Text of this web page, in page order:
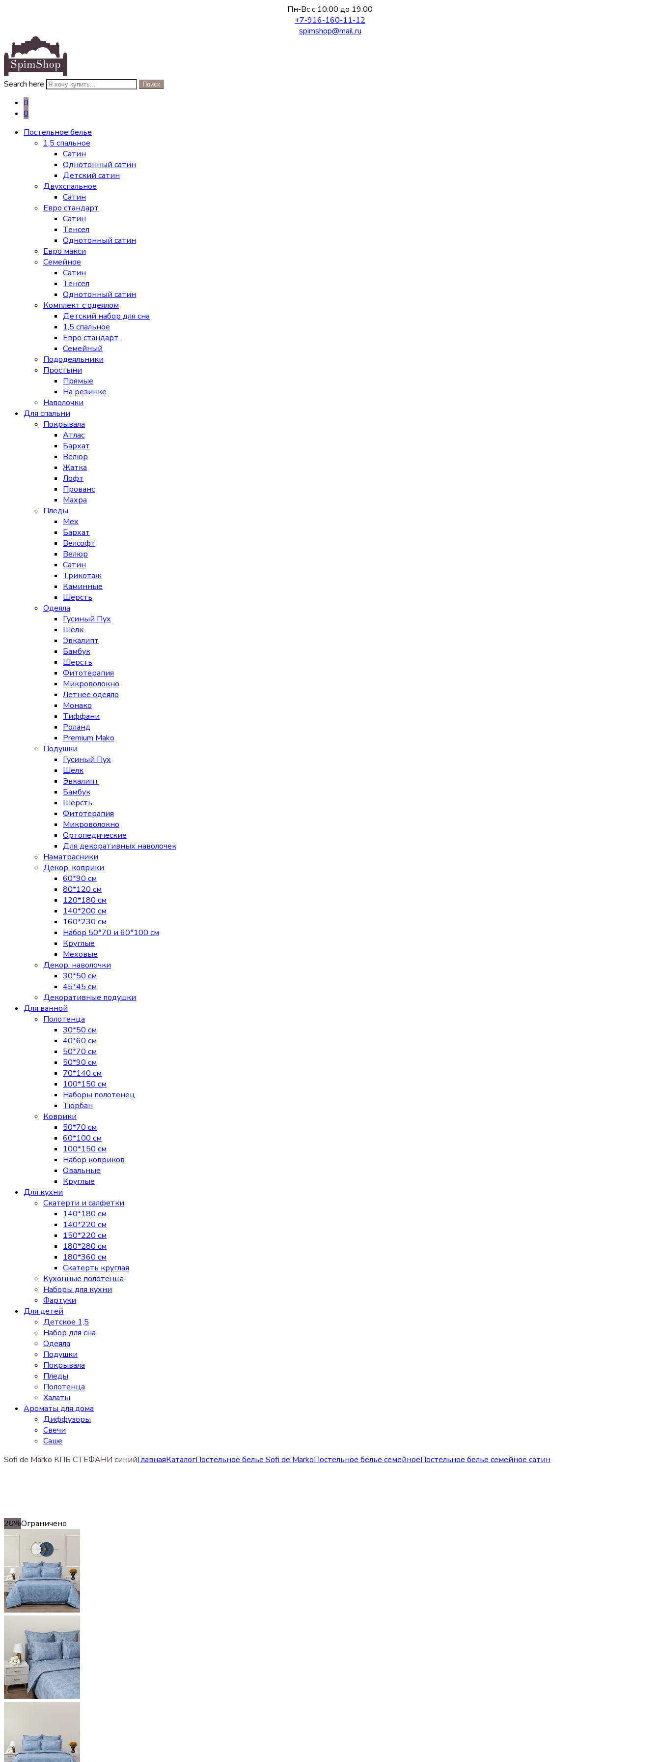
Пн-Вс с 10:00 до 19:00
+7-916-160-11-12
spimshop@mail.ru
Search here Поиск
0
0
Постельное белье
1,5 спальное
Сатин
Однотонный сатин
Детский сатин
Двухспальное
Сатин
Евро стандарт
Сатин
Тенсел
Однотонный сатин
Евро макси
Семейное
Сатин
Тенсел
Однотонный сатин
Комплект с одеялом
Детский набор для сна
1,5 спальное
Евро стандарт
Семейный
Пододеяльники
Простыни
Прямые
На резинке
Наволочки
Для спальни
Покрывала
Атлас
Бархат
Велюр
Жатка
Лофт
Прованс
Махра
Пледы
Мех
Бархат
Велсофт
Велюр
Сатин
Трикотаж
Каминные
Шерсть
Одеяла
Гусиный Пух
Шелк
Эвкалипт
Бамбук
Шерсть
Фитотерапия
Микроволокно
Летнее одеяло
Монако
Тиффани
Роланд
Premium Mako
Подушки
Гусиный Пух
Шелк
Эвкалипт
Бамбук
Шерсть
Фитотерапия
Микроволокно
Ортопедические
Для декоративных наволочек
Наматрасники
Декор. коврики
60*90 см
80*120 см
120*180 см
140*200 см
160*230 см
Набор 50*70 и 60*100 см
Круглые
Меховые
Декор. наволочки
30*50 см
45*45 см
Декоративные подушки
Для ванной
Полотенца
30*50 см
40*60 см
50*70 см
50*90 см
70*140 см
100*150 см
Наборы полотенец
Тюрбан
Коврики
50*70 см
60*100 см
100*150 см
Набор ковриков
Овальные
Круглые
Для кухни
Скатерти и салфетки
140*180 см
140*220 см
150*220 см
180*280 см
180*360 см
Скатерть круглая
Кухонные полотенца
Наборы для кухни
Фартуки
Для детей
Детское 1,5
Набор для сна
Одеяла
Подушки
Покрывала
Пледы
Полотенца
Халаты
Ароматы для дома
Диффузоры
Свечи
Cаше
Sofi de Marko КПБ СТЕФАНИ синийГлавнаяКаталогПостельное белье Sofi de MarkoПостельное белье семейноеПостельное белье семейное сатин
20%Ограничено